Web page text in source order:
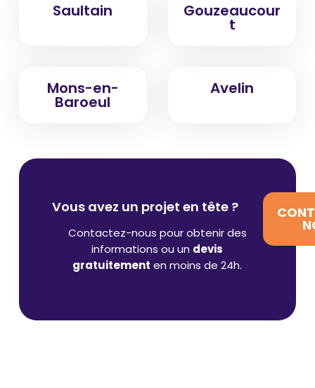
Saultain Gouzeaucour
t
Mons-en-
Baroeul
Avelin
Vous avez un projet en tête ?
Contactez-nous pour obtenir des
informations ou un devis
gratuitement en moins de 24h.